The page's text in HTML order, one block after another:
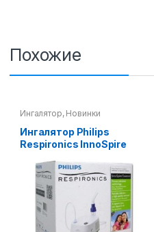
Похожие
Ингалятор, Новинки
Ингалятор Philips
Respironics InnoSpire